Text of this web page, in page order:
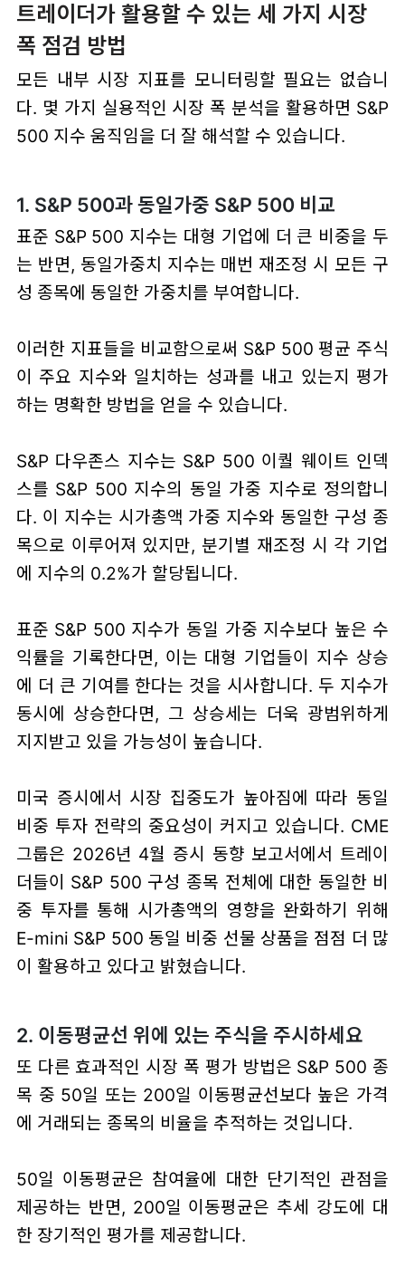
트레이더가 활용할 수 있는 세 가지 시장
폭 점검 방법
모든 내부 시장 지표를 모니터링할 필요는 없습니
다. 몇 가지 실용적인 시장 폭 분석을 활용하면 S&P
500 지수 움직임을 더 잘 해석할 수 있습니다.
1. S&P 500과 동일가중 S&P 500 비교
표준 S&P 500 지수는 대형 기업에 더 큰 비중을 두
는 반면, 동일가중치 지수는 매번 재조정 시 모든 구
성 종목에 동일한 가중치를 부여합니다.
이러한 지표들을 비교함으로써 S&P 500 평균 주식
이 주요 지수와 일치하는 성과를 내고 있는지 평가
하는 명확한 방법을 얻을 수 있습니다.
S&P 다우존스 지수는 S&P 500 이퀄 웨이트 인덱
스를 S&P 500 지수의 동일 가중 지수로 정의합니
다. 이 지수는 시가총액 가중 지수와 동일한 구성 종
목으로 이루어져 있지만, 분기별 재조정 시 각 기업
에 지수의 0.2%가 할당됩니다.
표준 S&P 500 지수가 동일 가중 지수보다 높은 수
익률을 기록한다면, 이는 대형 기업들이 지수 상승
에 더 큰 기여를 한다는 것을 시사합니다. 두 지수가
동시에 상승한다면, 그 상승세는 더욱 광범위하게
지지받고 있을 가능성이 높습니다.
미국 증시에서 시장 집중도가 높아짐에 따라 동일
비중 투자 전략의 중요성이 커지고 있습니다. CME
그룹은 2026년 4월 증시 동향 보고서에서 트레이
더들이 S&P 500 구성 종목 전체에 대한 동일한 비
중 투자를 통해 시가총액의 영향을 완화하기 위해
E-mini S&P 500 동일 비중 선물 상품을 점점 더 많
이 활용하고 있다고 밝혔습니다.
2. 이동평균선 위에 있는 주식을 주시하세요
또 다른 효과적인 시장 폭 평가 방법은 S&P 500 종
목 중 50일 또는 200일 이동평균선보다 높은 가격
에 거래되는 종목의 비율을 추적하는 것입니다.
50일 이동평균은 참여율에 대한 단기적인 관점을
제공하는 반면, 200일 이동평균은 추세 강도에 대
한 장기적인 평가를 제공합니다.